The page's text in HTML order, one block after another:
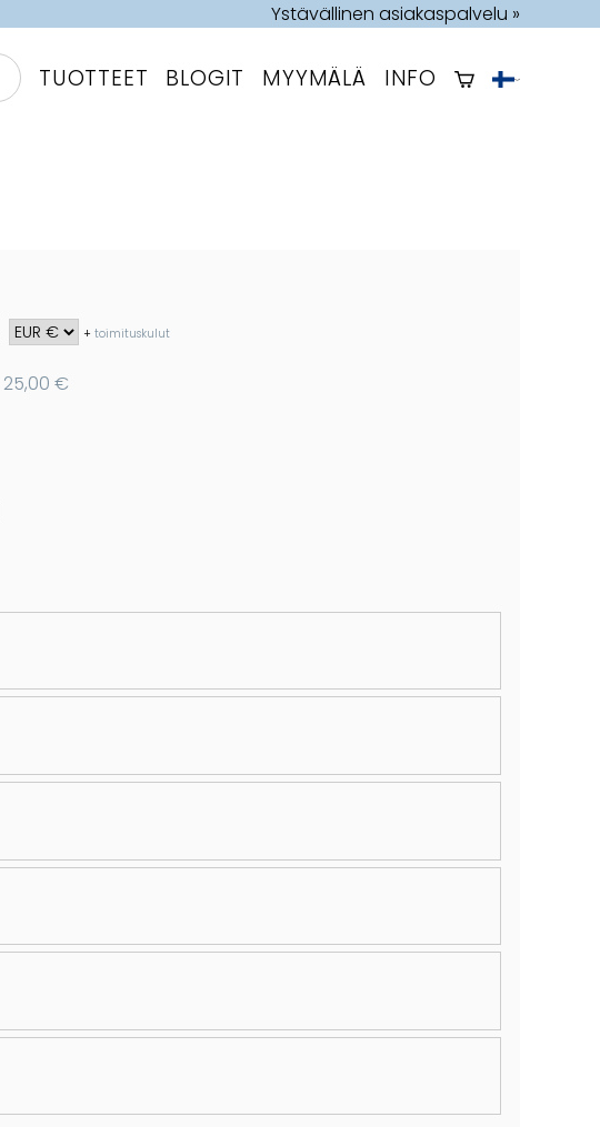
Ystävällinen asiakaspalvelu »
TUOTTEET BLOGIT MYYMÄLÄ INFO
+toimituskulut
25,00 €